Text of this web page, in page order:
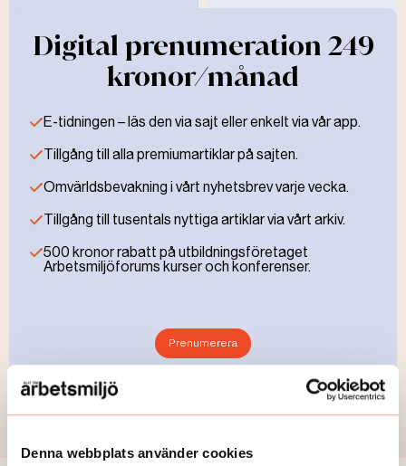
Denna webbplats använder cookies
Digital prenumeration 249
kronor/månad
E-tidningen – läs den via sajt eller enkelt via vår app.
Tillgång till alla premiumartiklar på sajten.
Omvärldsbevakning i vårt nyhetsbrev varje vecka.
Tillgång till tusentals nyttiga artiklar via vårt arkiv.
500 kronor rabatt på utbildningsföretaget
Arbetsmiljöforums kurser och konferenser.
Prenumerera